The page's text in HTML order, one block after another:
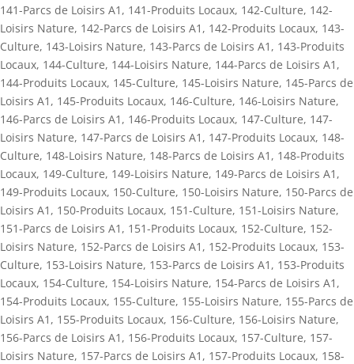
141-Parcs de Loisirs A1 , 141-Produits Locaux, 142-Culture, 142-
Loisirs Nature, 142-Parcs de Loisirs A1 , 142-Produits Locaux, 143-
Culture, 143-Loisirs Nature, 143-Parcs de Loisirs A1 , 143-Produits
Locaux, 144-Culture, 144-Loisirs Nature, 144-Parcs de Loisirs A1 ,
144-Produits Locaux, 145-Culture, 145-Loisirs Nature, 145-Parcs de
Loisirs A1 , 145-Produits Locaux, 146-Culture, 146-Loisirs Nature,
146-Parcs de Loisirs A1 , 146-Produits Locaux, 147-Culture, 147-
Loisirs Nature, 147-Parcs de Loisirs A1 , 147-Produits Locaux, 148-
Culture, 148-Loisirs Nature, 148-Parcs de Loisirs A1 , 148-Produits
Locaux, 149-Culture, 149-Loisirs Nature, 149-Parcs de Loisirs A1 ,
149-Produits Locaux, 150-Culture, 150-Loisirs Nature, 150-Parcs de
Loisirs A1 , 150-Produits Locaux, 151-Culture, 151-Loisirs Nature,
151-Parcs de Loisirs A1 , 151-Produits Locaux, 152-Culture, 152-
Loisirs Nature, 152-Parcs de Loisirs A1 , 152-Produits Locaux, 153-
Culture, 153-Loisirs Nature, 153-Parcs de Loisirs A1 , 153-Produits
Locaux, 154-Culture, 154-Loisirs Nature, 154-Parcs de Loisirs A1 ,
154-Produits Locaux, 155-Culture, 155-Loisirs Nature, 155-Parcs de
Loisirs A1 , 155-Produits Locaux, 156-Culture, 156-Loisirs Nature,
156-Parcs de Loisirs A1 , 156-Produits Locaux, 157-Culture, 157-
Loisirs Nature, 157-Parcs de Loisirs A1 , 157-Produits Locaux, 158-